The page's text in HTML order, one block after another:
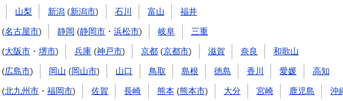
山梨 新潟 (新潟市) 石川 富山 福井
(名古屋市) 静岡 (静岡市 ・浜松市) 岐阜 三重
(大阪市 ・ 堺市) 兵庫 (神戸市) 京都 (京都市) 滋賀 奈良 和歌山
(広島市) 岡山 (岡山市) 山口 鳥取 島根 徳島 香川 愛媛 高知
(北九州市 ・ 福岡市) 佐賀 長崎 熊本 (熊本市) 大分 宮崎 鹿児島 沖